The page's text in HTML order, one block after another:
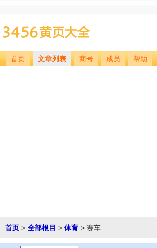
首页 文章列表 商号 成员 帮助
首页 > 全部根目 > 体育 > 赛车